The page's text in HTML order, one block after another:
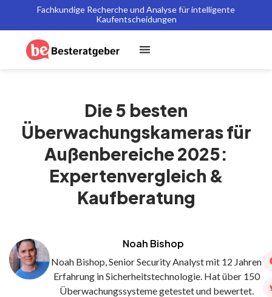
Fachkundige Recherche und Analyse für intelligente
Kaufentscheidungen
Die 5 besten
Überwachungskameras für
Außenbereiche 2025:
Expertenvergleich &
Kaufberatung
Noah Bishop
Noah Bishop, Senior Security Analyst mit 12 Jahren
Erfahrung in Sicherheitstechnologie. Hat über 150
Überwachungssysteme getestet und bewertet.